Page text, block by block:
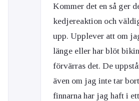
Kommer det en så ger
kedjereaktion och
upp. Upplever att om
länge eller har blöt
förvärras det. De
även om jag inte tar
finnarna har jag haft i